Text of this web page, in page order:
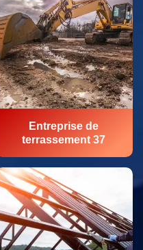
Entreprise de
terrassement 37